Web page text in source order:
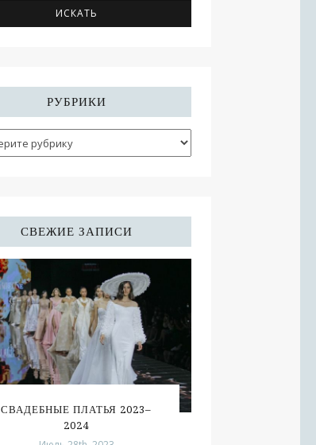
РУБРИКИ
СВЕЖИЕ ЗАПИСИ
СВАДЕБНЫЕ ПЛАТЬЯ 2023–
2024